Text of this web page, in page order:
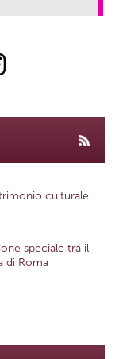
culturale
speciale tra il
di Roma